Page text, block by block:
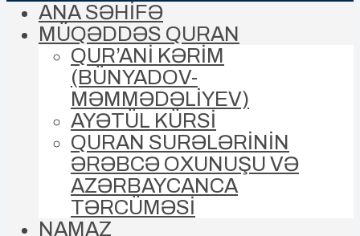
ANA SƏHİFƏ
MÜQƏDDƏS QURAN
QUR’ANİ KƏRİM
(BÜNYADOV-
MƏMMƏDƏLIYEV)
AYƏTÜL KÜRSİ
QURAN SURƏLƏRİNİN
ƏRƏBCƏ OXUNUŞU VƏ
AZƏRBAYCANCA
TƏRCÜMƏSİ
NAMAZ